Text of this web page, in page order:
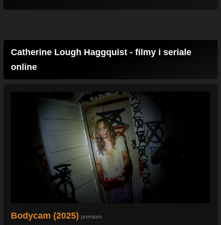
Catherine Lough Haggquist - filmy i seriale
online
Bodycam (2025) premium